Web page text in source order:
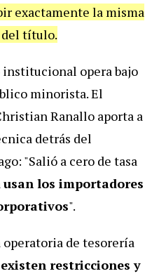
exactamente la misma
título.
institucional opera bajo
minorista. El
Ranallo aporta a
detrás del
"Salió a cero de tasa
usan los importadores
".
de tesorería
existen restricciones y